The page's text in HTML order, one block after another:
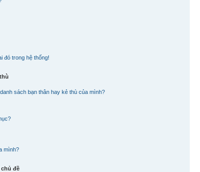
đó trong hệ thống!
sách bạn thân hay kẻ thù của mình?
mình?
đề